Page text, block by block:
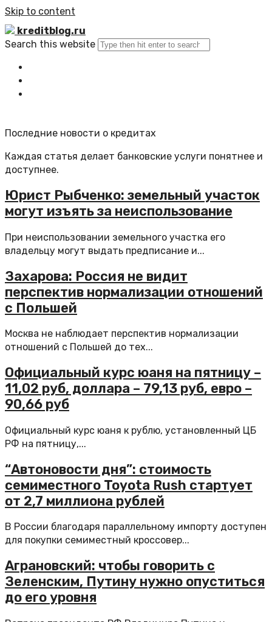
Skip to content
kreditblog.ru
Search this website
Последние новости о кредитах
Каждая статья делает банковские услуги понятнее и
доступнее.
Юрист Рыбченко: земельный участок
могут изъять за неиспользование
При неиспользовании земельного участка его
владельцу могут выдать предписание и...
Захарова: Россия не видит
перспектив нормализации отношений
с Польшей
Москва не наблюдает перспектив нормализации
отношений с Польшей до тех...
Официальный курс юаня на пятницу –
11,02 руб, доллара – 79,13 руб, евро –
90,66 руб
Официальный курс юаня к рублю, установленный ЦБ
РФ на пятницу,...
“Автоновости дня”: стоимость
семиместного Toyota Rush стартует
от 2,7 миллиона рублей
В России благодаря параллельному импорту доступен
для покупки семиместный кроссовер...
Аграновский: чтобы говорить с
Зеленским, Путину нужно опуститься
до его уровня